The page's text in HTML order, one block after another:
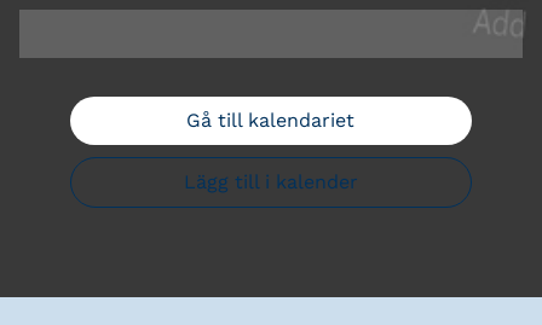
Gå till kalendariet
Lägg till i kalender